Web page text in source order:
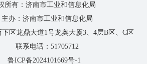
所有：济南市工业和信息化局
主办：济南市工业和信息化局
下区龙鼎大道1号龙奥大厦3、4层B区、C区
联系电话：51705712
鲁ICP备2024101669号-1